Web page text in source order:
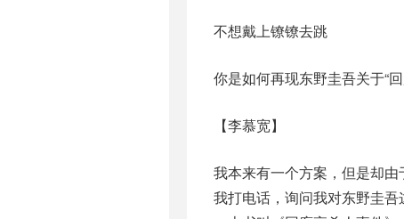
不想戴上镣镣去跳
你是如何再现东野圭吾关于“
【李慕宽】
我本来有一个方案，但是却
我打电话，询问我对东野圭